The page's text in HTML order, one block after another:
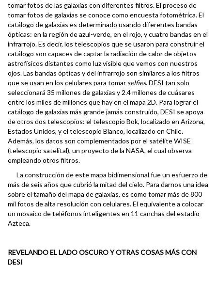
tomar fotos de las galaxias con diferentes filtros. El proceso de
tomar fotos de galaxias se conoce como encuesta fotométrica. El
catálogo de galaxias es determinado usando diferentes bandas
ópticas: en la región de azul-verde, en el rojo, y cuatro bandas en el
infrarrojo. Es decir, los telescopios que se usaron para construir el
catálogo son capaces de captar la radiación de calor de objetos
astrofísicos distantes como luz visible que vemos con nuestros
ojos. Las bandas ópticas y del infrarrojo son similares a los filtros
que se usan en los celulares para tomar selfies. DESI tan solo
seleccionará 35 millones de galaxias y 2.4 millones de cuásares
entre los miles de millones que hay en el mapa 2D. Para lograr el
catálogo de galaxias más grande jamás construido, DESI se apoya
de otros dos telescopios: el telescopio Bok, localizado en Arizona,
Estados Unidos, y el telescopio Blanco, localizado en Chile.
Además, los datos son complementados por el satélite WISE
(telescopio satelital), un proyecto de la NASA, el cual observa
empleando otros filtros.
La construcción de este mapa bidimensional fue un esfuerzo de
más de seis años que cubrió la mitad del cielo. Para darnos una idea
sobre el tamaño del mapa de galaxias, es como tomar más de 800
mil fotos de alta resolución con celulares. El equivalente a colocar
un mosaico de teléfonos inteligentes en 11 canchas del estadio
Azteca.
REVELANDO EL LADO OSCURO Y OTRAS COSAS MÁS CON
DESI